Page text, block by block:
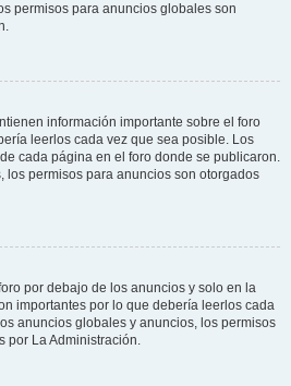
permisos para anuncios globales son
información importante sobre el foro
leerlos cada vez que sea posible. Los
cada página en el foro donde se publicaron.
los permisos para anuncios son otorgados
por debajo de los anuncios y solo en la
importantes por lo que debería leerlos cada
anuncios globales y anuncios, los permisos
por La Administración.